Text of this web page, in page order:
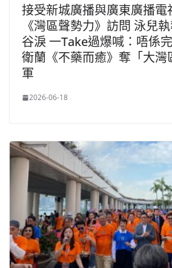
接受新城廣播與廣東廣播電
《灣區聲勢力》訪問 泳兒
谷淚 一Take過爆喊：唔係
衛蘭《不藥而癒》奪「大灣
軍
2026-06-18